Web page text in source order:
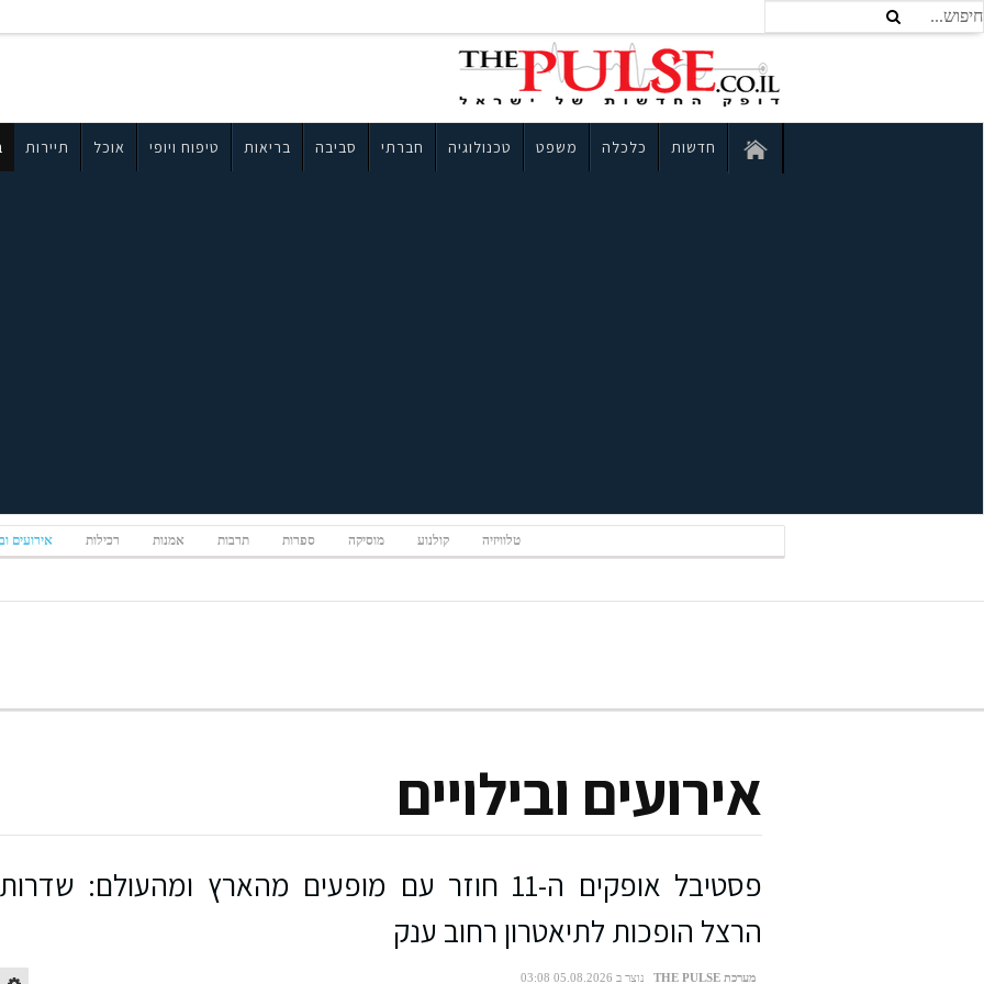
חדשות כלכלה משפט טכנולוגיה חברתי סביבה בריאות טיפוח ויופי אוכל תיירות
טלוויזיה קולנוע מוסיקה ספרות תרבות אמנות רכילות אירועים
אירועים ובילויים
פסטיבל אופקים ה-11 חוזר עם מופעים מהארץ ומהעולם: שדרות
הרצל הופכות לתיאטרון רחוב ענק
מערכת THE PULSE נוצר ב 05.08.2026 03:08